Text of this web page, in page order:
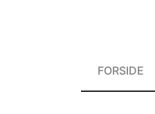
FORSIDE